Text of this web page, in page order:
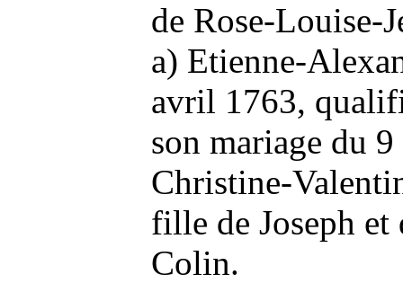
de Rose-Louise-
a) Etienne-
avril 1763,
son mariage du
Christine-
fille de Joseph et
Colin.